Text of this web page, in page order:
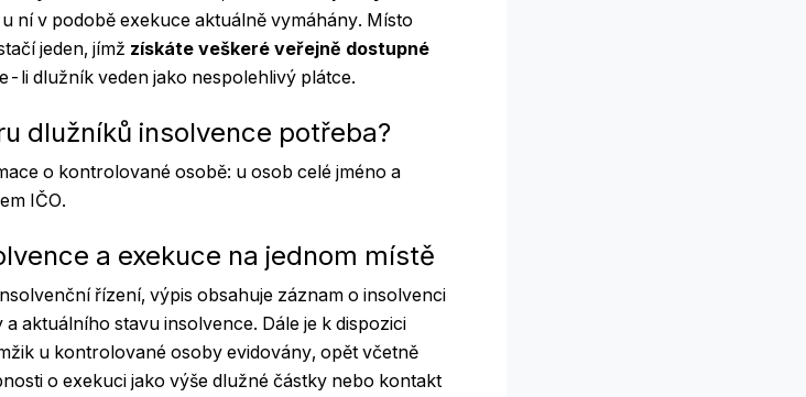
ní v podobě exekuce aktuálně vymáhány. Místo
jeden, jímž získáte veškeré veřejně dostupné
li dlužník veden jako nespolehlivý plátce.
dlužníků insolvence potřeba?
o kontrolované osobě: u osob celé jméno a
IČO.
a exekuce na jednom místě
řízení, výpis obsahuje záznam o insolvenci
aktuálního stavu insolvence. Dále je k dispozici
u kontrolované osoby evidovány, opět včetně
o exekuci jako výše dlužné částky nebo kontakt